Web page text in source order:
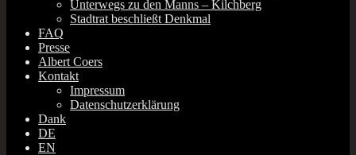
Unterwegs zu den Manns – Kilchberg
Stadtrat beschließt Denkmal
FAQ
Presse
Albert Coers
Kontakt
Impressum
Datenschutzerklärung
Dank
DE
EN